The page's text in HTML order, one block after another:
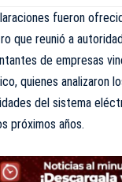
fueron
que reunió a
de empresas
quienes analizaron
del sistema
próximos años.